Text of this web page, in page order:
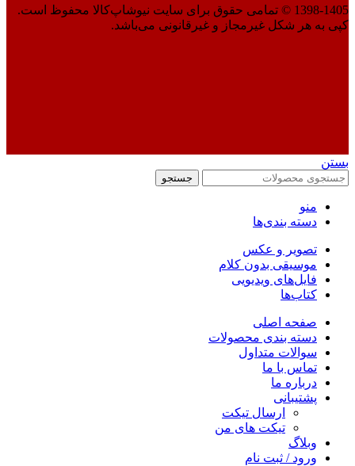
1398-1405 © تمامی حقوق برای سایت نیوشاپ‌کالا محفوظ است.
کپی به هر شکل غیرمجاز و غیرقانونی می‌باشد.
بستن
جستجو
منو
دسته بندی‌ها
تصویر و عکس
موسیقی بدون کلام
فایل‌های ویدیویی
کتاب‌ها
صفحه اصلی
دسته بندی محصولات
سوالات متداول
تماس با ما
درباره ما
پشتیبانی
ارسال تیکت
تیکت های من
وبلاگ
ورود / ثبت نام